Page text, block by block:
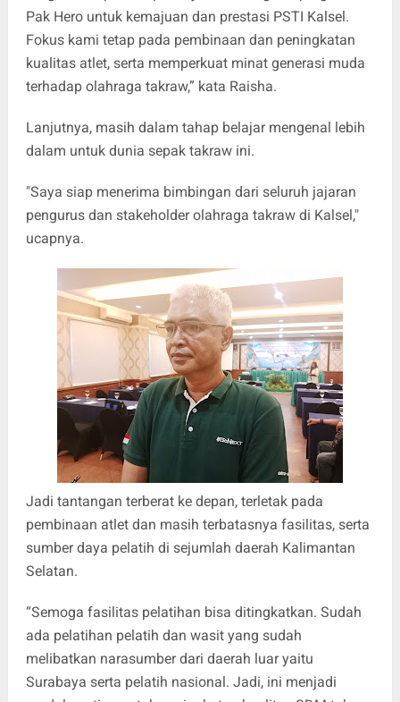
Pak Hero untuk kemajuan dan prestasi PSTI Kalsel.
Fokus kami tetap pada pembinaan dan peningkatan
kualitas atlet, serta memperkuat minat generasi muda
terhadap olahraga takraw,” kata Raisha.
Lanjutnya, masih dalam tahap belajar mengenal lebih
dalam untuk dunia sepak takraw ini.
"Saya siap menerima bimbingan dari seluruh jajaran
pengurus dan stakeholder olahraga takraw di Kalsel,"
ucapnya.
Jadi tantangan terberat ke depan, terletak pada
pembinaan atlet dan masih terbatasnya fasilitas, serta
sumber daya pelatih di sejumlah daerah Kalimantan
Selatan.
“Semoga fasilitas pelatihan bisa ditingkatkan. Sudah
ada pelatihan pelatih dan wasit yang sudah
melibatkan narasumber dari daerah luar yaitu
Surabaya serta pelatih nasional. Jadi, ini menjadi